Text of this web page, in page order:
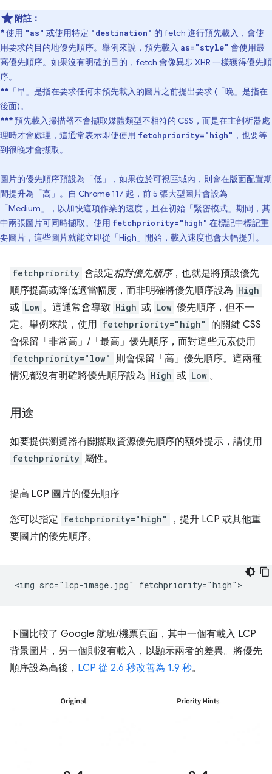
附註：
*使用 "as" 或使用特定 "destination" 的 fetch 進行預先載入，會使
用要求的目的地優先順序。舉例來說，預先載入 as="style" 會使用最
高優先順序。如果沒有明確的目的，fetch 會像異步 XHR 一樣獲得優先順
序。
** 「早」是指在要求任何未預先載入的圖片之前提出要求 (「晚」是指在
後面)。
***預先載入掃描器不會擷取媒體類型不相符的 CSS，而是在主剖析器處
理時才會處理，這通常表示即使使用 fetchpriority="high" ，也要等
到很晚才會擷取。
圖片的優先順序預設為「低」，如果位於可視區域內，則會在版面配置期
間提升為「高」。自 Chrome 117 起，前 5 張大型圖片會設為
「Medium」，以加快這項作業的速度，且在初始「緊密模式」期間，其
中兩張圖片可同時擷取。使用 fetchpriority="high" 在標記中標記重
要圖片，這些圖片就能立即從「High」開始，載入速度也會大幅提升。
fetchpriority 會設定相對優先順序，也就是將預設優先
順序提高或降低適當幅度，而非明確將優先順序設為 High
或 Low 。這通常會導致 High 或 Low 優先順序，但不一
定。舉例來說，使用 fetchpriority="high"
的關鍵 CSS
會保留「非常高」/「最高」優先順序，而對這些元素使用
fetchpriority="low"
則會保留「高」優先順序。這兩種
情況都沒有明確將優先順序設為 High 或 Low 。
用途
如要提供瀏覽器有關擷取資源優先順序的額外提示，請使用
fetchpriority 屬性。
提高 LCP 圖片的優先順序
您可以指定 fetchpriority="high"
，提升 LCP 或其他重
要圖片的優先順序。
下圖比較了 Google 航班/機票頁面，其中一個有載入 LCP
背景圖片，另一個則沒有載入，以顯示兩者的差異。將優先
順序設為高後， LCP 從 2.6 秒改善為 1.9 秒。